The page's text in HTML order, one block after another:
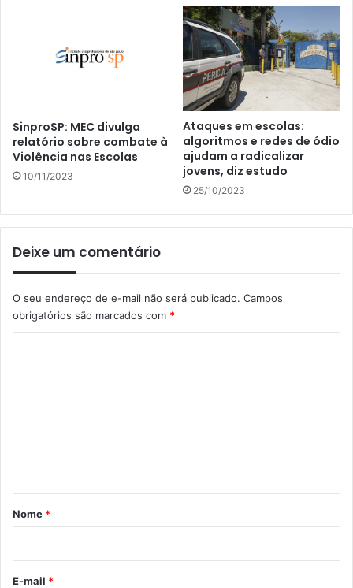
SinproSP: MEC divulga
relatório sobre combate à
Violência nas Escolas
10/11/2023
Ataques em escolas:
algoritmos e redes de ódio
ajudam a radicalizar
jovens, diz estudo
25/10/2023
Deixe um comentário
O seu endereço de e-mail não será publicado. Campos
obrigatórios são marcados com *
r
*
Nome *
E-mail *